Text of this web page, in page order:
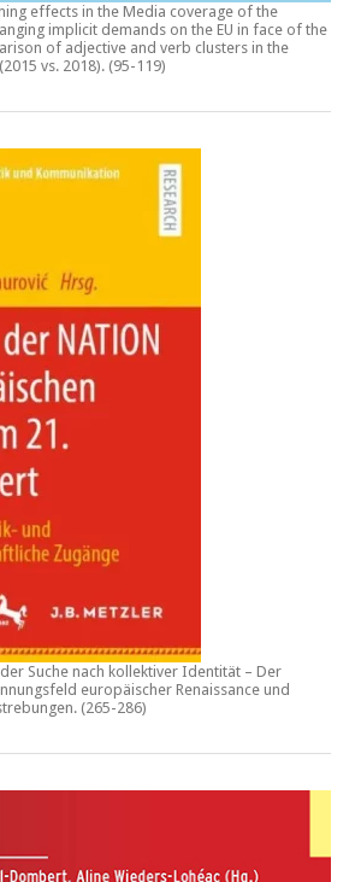
effects in the Media coverage of the
implicit demands on the EU in face of the
of adjective and verb clusters in the
vs. 2018). (95-119)
Suche nach kollektiver Identität – Der
europäischer Renaissance und
(265-286)